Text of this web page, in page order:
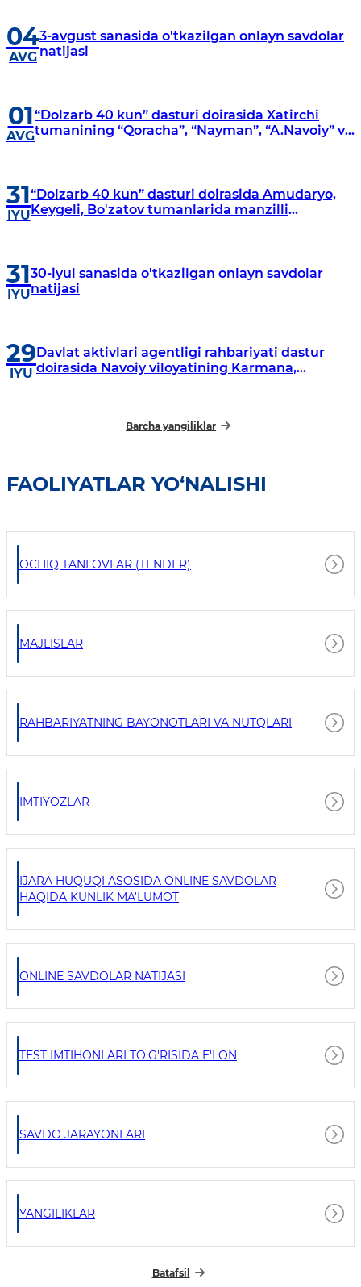
04
AVG
3-avgust sanasida o'tkazilgan onlayn savdolar
natijasi
01
AVG
“Dolzarb 40 kun” dasturi doirasida Xatirchi
tumanining “Qoracha”, “Nayman”, “A.Navoiy” va
31
IYU
“Dolzarb 40 kun” dasturi doirasida Amudaryo,
Keygeli, Bo'zatov tumanlarida manzilli
31
IYU
30-iyul sanasida o'tkazilgan onlayn savdolar
natijasi
29
IYU
Davlat aktivlari agentligi rahbariyati dastur
doirasida Navoiy viloyatining Karmana,
Barcha yangiliklar
FAOLIYATLAR YO‘NALISHI
OCHIQ TANLOVLAR (TENDER)
MAJLISLAR
RAHBARIYATNING BAYONOTLARI VA NUTQLARI
IMTIYOZLAR
IJARA HUQUQI ASOSIDA ONLINE SAVDOLAR
HAQIDA KUNLIK MA'LUMOT
ONLINE SAVDOLAR NATIJASI
TEST IMTIHONLARI TO'G'RISIDA E'LON
SAVDO JARAYONLARI
YANGILIKLAR
Batafsil